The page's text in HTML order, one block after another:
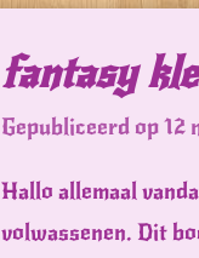
fantasy
Gepubliceerd op 12
Hallo allemaal
volwassenen. Dit